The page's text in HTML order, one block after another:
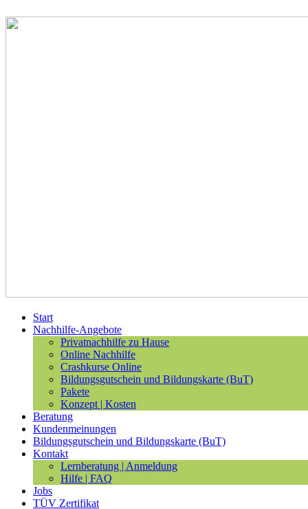
Start
Nachhilfe-Angebote
Privatnachhilfe zu Hause
Online Nachhilfe
Crashkurse Online
Bildungsgutschein und Bildungskarte (BuT)
Pakete
Konzept | Kosten
Beratung
Kundenmeinungen
Bildungsgutschein und Bildungskarte (BuT)
Kontakt
Lernberatung | Anmeldung
Hilfe | FAQ
Jobs
TÜV Zertifikat